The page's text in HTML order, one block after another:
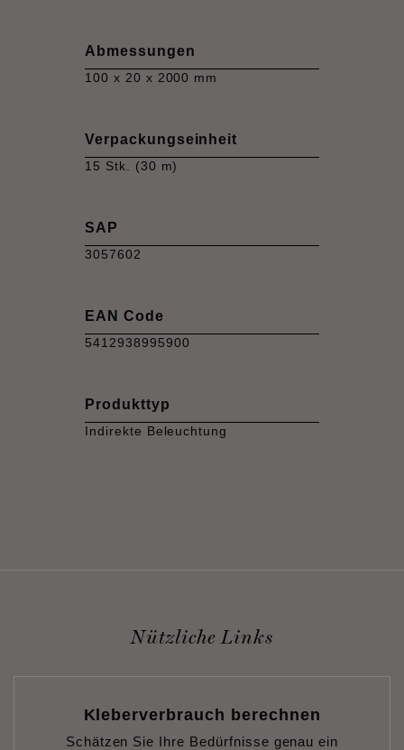
Abmessungen
100 x 20 x 2000 mm
Verpackungseinheit
15 Stk. (30 m)
SAP
3057602
EAN Code
5412938995900
Produkttyp
Indirekte Beleuchtung
Nützliche Links
Kleberverbrauch berechnen
Schätzen Sie Ihre Bedürfnisse genau ein